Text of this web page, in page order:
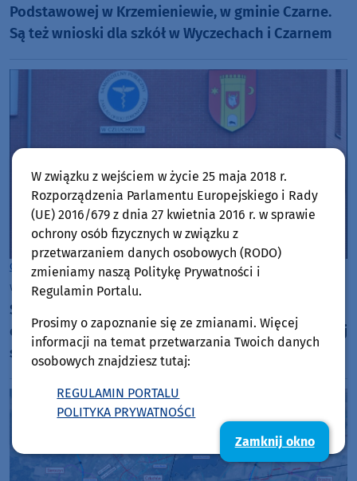
Podstawowej w Krzemieniewie, w gminie Czarne.
Są też wnioski dla szkół w Wyczechach i Czarnem
Człuchów
wtorek, 4 sierpnia 2026, 07:18
Sto łóżek to za mało. Władze powiatu
człuchowskiego przymierzają się do budowy nowej
siedziby dla hospicjum i ZOL
W związku z wejściem w życie 25 maja 2018 r.
Rozporządzenia Parlamentu Europejskiego i Rady
(UE) 2016/679 z dnia 27 kwietnia 2016 r. w sprawie
ochrony osób fizycznych w związku z
przetwarzaniem danych osobowych (RODO)
zmieniamy naszą Politykę Prywatności i
Regulamin Portalu.
Prosimy o zapoznanie się ze zmianami. Więcej
informacji na temat przetwarzania Twoich danych
osobowych znajdziesz tutaj:
REGULAMIN PORTALU
POLITYKA PRYWATNOŚCI
Zamknij okno